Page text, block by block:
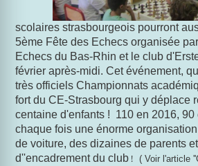
scolaires strasbourgeois pourront
5ème Fête des Echecs organisée
Echecs du Bas-Rhin et le club
février après-midi. Cet événement,
très officiels Championnats
fort du CE-Strasbourg qui y déplace
centaine d'enfants ! 110 en 2016, 90
chaque fois une énorme
de voiture, des dizaines de parents
d''encadrement du club ! ( Voir l'article